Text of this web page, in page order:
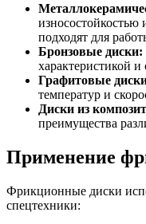
износостойкостью
подходят для
Бронзовые диски:
характеристикой и
Графитовые
температур и
Диски из
преимущества
Применение
Фрикционные диски
спецтехники: